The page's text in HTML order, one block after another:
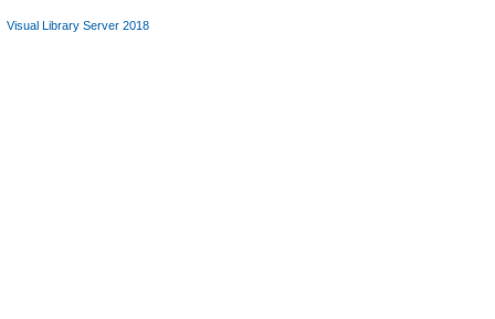
Visual Library Server 2018